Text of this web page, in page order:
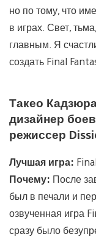
но по тому, что
в играх. Свет,
главным. Я
создать Final
Такео
дизайнер
режиссер
Лучшая игра:
Почему: После
был в печали и
озвученная игра
сразу было